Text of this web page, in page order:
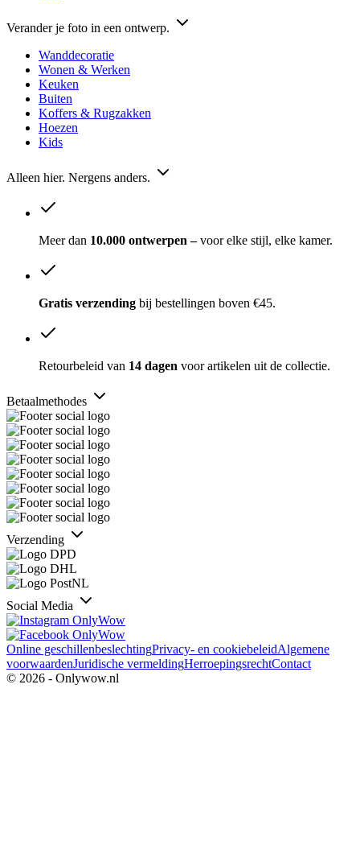
Verander je foto in een ontwerp.
Wanddecoratie
Wonen & Werken
Keuken
Buiten
Koffers & Rugzakken
Hoezen
Kids
Alleen hier. Nergens anders.
Meer dan 10.000 ontwerpen –voor elke stijl, elke kamer.
Gratis verzending bij bestellingen boven €45.
Retourbeleid van 14 dagen voor artikelen uit de collectie.
Betaalmethodes
Verzending
Social Media
Online geschillenbeslechtingPrivacy- en cookiebeleidAlgemene
voorwaardenJuridische vermeldingHerroepingsrechtContact
© 2026 - Onlywow.nl